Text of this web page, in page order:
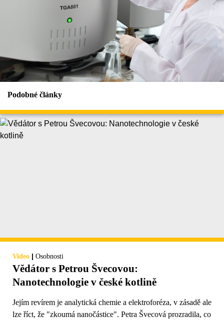
Podobné články
Video | Osobnosti
Vědátor s Petrou Švecovou:
Nanotechnologie v české kotlině
Jejím revírem je analytická chemie a elektroforéza, v zásadě ale
lze říct, že "zkoumá nanočástice". Petra Švecová prozradila, co